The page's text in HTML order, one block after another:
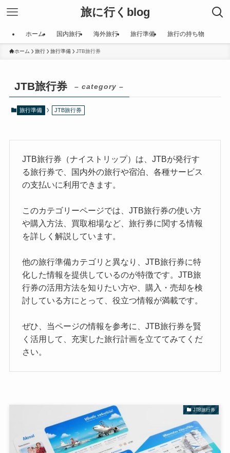
旅に行くblog
ホーム 国内旅行 海外旅行 旅行準備 旅行の持ち物
ホーム 旅行 旅行準備 JTB旅行券
JTB旅行券 – category –
旅行準備 JTB旅行券
JTB旅行券（ナイストリップ）は、JTBが発行す
る旅行券で、国内外の旅行や宿泊、各種サービス
の支払いに利用できます。
このカテゴリーページでは、JTB旅行券の使い方
や購入方法、買取相場など、旅行券に関する情報
を詳しく解説しています。
他の旅行準備カテゴリと異なり、JTB旅行券に特
化した情報を提供しているのが特徴です。JTB旅
行券の活用方法を知りたい方や、購入・売却を検
討している方にとって、役立つ情報が満載です。
ぜひ、当ページの情報を参考に、JTB旅行券を賢
く活用して、充実した旅行計画を立ててみてくだ
さい。
JTB旅行券